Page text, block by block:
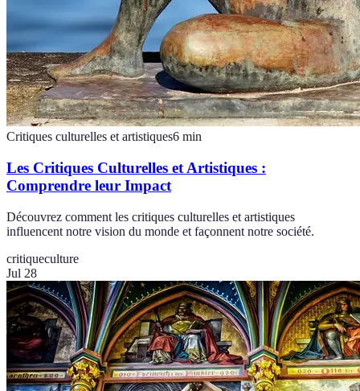
Critiques culturelles et artistiques6 min
Les Critiques Culturelles et Artistiques :
Comprendre leur Impact
Découvrez comment les critiques culturelles et artistiques
influencent notre vision du monde et façonnent notre société.
critiqueculture
Jul 28